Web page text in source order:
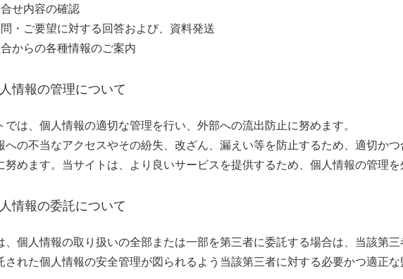
せ内容の確認
・ご要望に対する回答および、資料発送
からの各種情報のご案内
情報の管理について
では、個人情報の適切な管理を行い、外部への流出防止に努めます。
への不当なアクセスやその紛失、改ざん、漏えい等を防止するため、適切か
努めます。当サイトは、より良いサービスを提供するため、個人情報の管理を
情報の委託について
、個人情報の取り扱いの全部または一部を第三者に委託する場合は、当該第
された個人情報の安全管理が図られるよう当該第三者に対する必要かつ適正な